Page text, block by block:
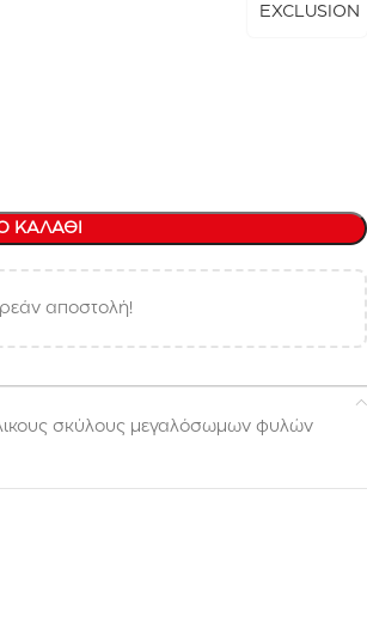
ΚΑΛΆΘΙ
αποστολή!
σκύλους μεγαλόσωμων φυλών